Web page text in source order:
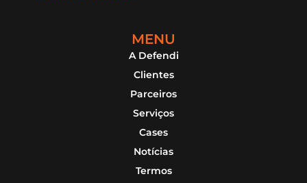
MENU
A Defendi
Clientes
Parceiros
Serviços
Cases
Notícias
Termos